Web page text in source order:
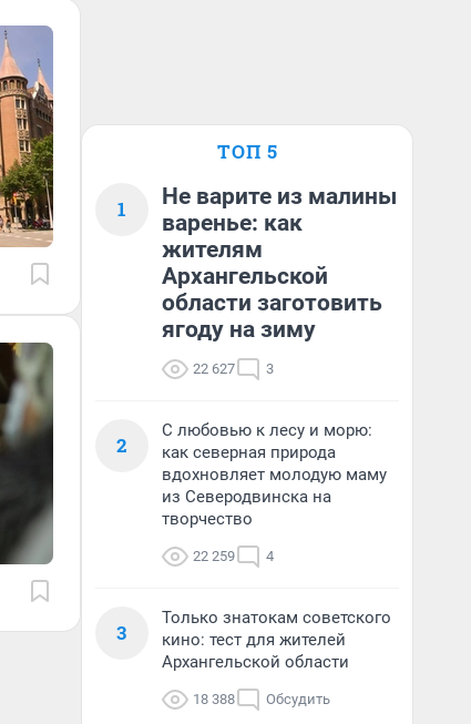
ТОП 5
1
Не варите из малины
варенье: как
жителям
Архангельской
области заготовить
ягоду на зиму
22 627 3
2
С любовью к лесу и морю:
как северная природа
вдохновляет молодую маму
из Северодвинска на
творчество
22 259 4
3
Только знатокам советского
кино: тест для жителей
Архангельской области
18 388 Обсудить